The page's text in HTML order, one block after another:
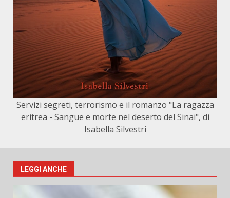
Servizi segreti, terrorismo e il romanzo "La ragazza
eritrea - Sangue e morte nel deserto del Sinai", di
Isabella Silvestri
LEGGI ANCHE